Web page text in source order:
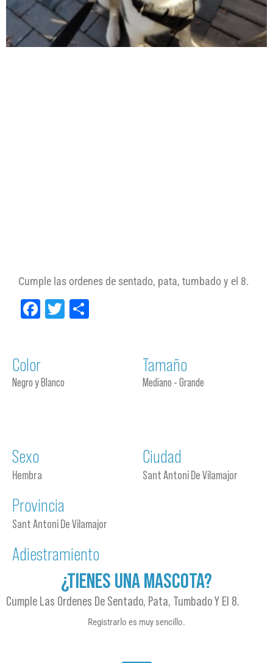
Cumple las ordenes de sentado, pata, tumbado y el 8.
Facebook
Twitter
Color
Negro y Blanco
Tamaño
Mediano - Grande
Sexo
Hembra
Ciudad
Sant Antoni De Vilamajor
Provincia
Sant Antoni De Vilamajor
Adiestramiento
¿TIENES UNA MASCOTA?
Cumple Las Ordenes De Sentado, Pata, Tumbado Y El 8.
Registrarlo es muy sencillo.